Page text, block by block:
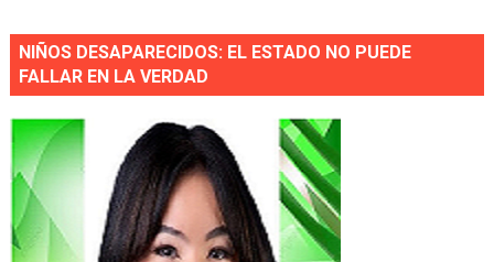
NIÑOS DESAPARECIDOS: EL ESTADO NO PUEDE
FALLAR EN LA VERDAD